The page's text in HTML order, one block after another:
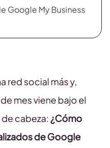
Google My Business
red social más y,
mes viene bajo el
cabeza: ¿Cómo
de Google